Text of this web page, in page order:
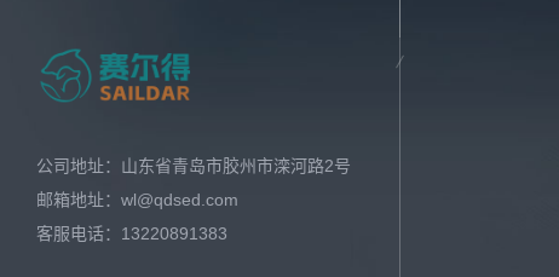
公司地址：山东省青岛市胶州市滦河路2号
邮箱地址：wl@qdsed.com
客服电话：13220891383